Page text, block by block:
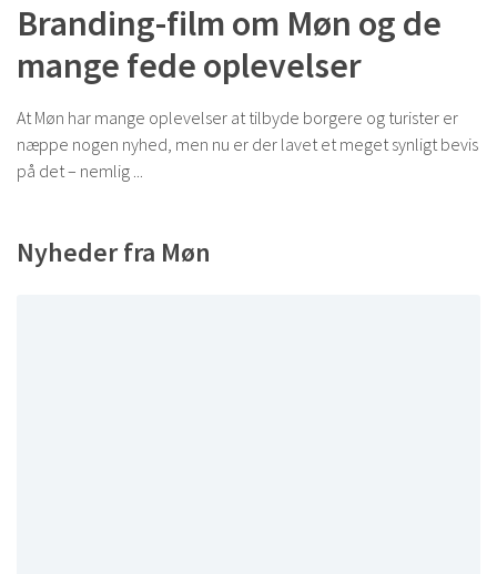
Branding-film om Møn og de
mange fede oplevelser
At Møn har mange oplevelser at tilbyde borgere og turister er
næppe nogen nyhed, men nu er der lavet et meget synligt bevis
på det – nemlig ...
Nyheder fra Møn